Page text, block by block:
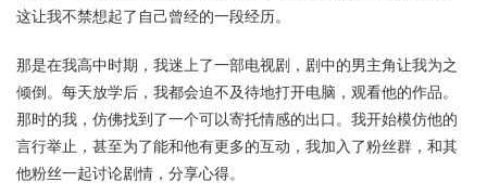
这让我不禁想起了自己曾经的一段经历。
那是在我高中时期，我迷上了一部电视剧，剧中的男主角让我为之
倾倒。每天放学后，我都会迫不及待地打开电脑，观看他的作品。
那时的我，仿佛找到了一个可以寄托情感的出口。我开始模仿他的
言行举止，甚至为了能和他有更多的互动，我加入了粉丝群，和其
他粉丝一起讨论剧情，分享心得。